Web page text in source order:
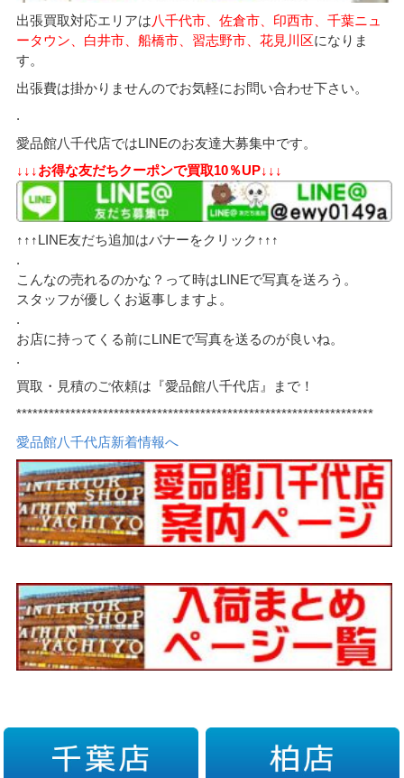
出張買取対応エリアは八千代市、佐倉市、印西市、千葉ニュ
ータウン、白井市、船橋市、習志野市、花見川区になりま
す。
出張費は掛かりませんのでお気軽にお問い合わせ下さい。
.
愛品館八千代店ではLINEのお友達大募集中です。
↓↓↓お得な友だちクーポンで買取10％UP↓↓↓
↑↑↑LINE友だち追加はバナーをクリック↑↑↑
.
こんなの売れるのかな？って時はLINEで写真を送ろう。
スタッフが優しくお返事しますよ。
.
お店に持ってくる前にLINEで写真を送るのが良いね。
.
買取・見積のご依頼は『愛品館八千代店』まで！
******************************************************************
愛品館八千代店新着情報へ